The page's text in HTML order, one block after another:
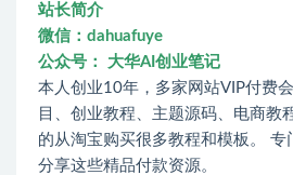
站长简介
微信：dahuafuye
公众号： 大华AI创业笔记
本人创业10年，多家网站VIP付费
目、创业教程、主题源码、电商教
的从淘宝购买很多教程和模板。 专
分享这些精品付款资源。